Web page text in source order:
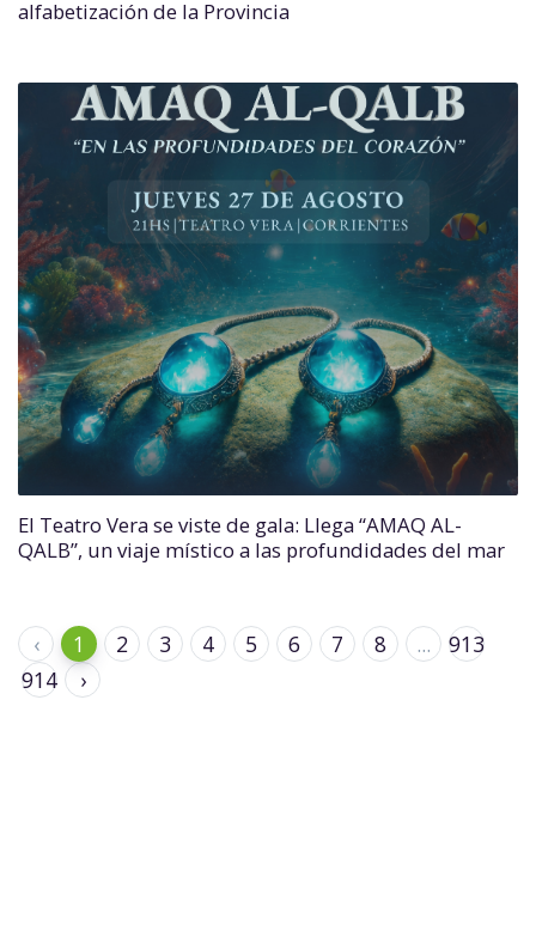
alfabetización de la Provincia
El Teatro Vera se viste de gala: Llega “AMAQ AL-
QALB”, un viaje místico a las profundidades del mar
‹ 1 2 3 4 5 6 7 8 ...
913
914
›